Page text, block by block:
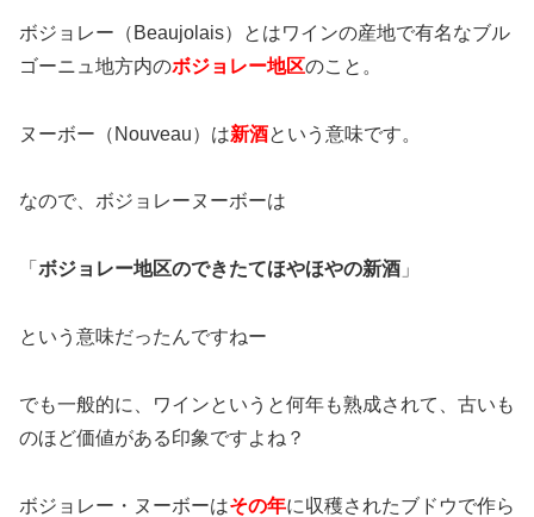
ボジョレー（Beaujolais）とはワインの産地で有名なブル
ゴーニュ地方内のボジョレー地区のこと。
ヌーボー（Nouveau）は新酒という意味です。
なので、ボジョレーヌーボーは
「 ボジョレー地区のできたてほやほやの新酒 」
という意味だったんですねー
でも一般的に、ワインというと何年も熟成されて、古いも
のほど価値がある印象ですよね？
ボジョレー・ヌーボーはその年に収穫されたブドウで作ら